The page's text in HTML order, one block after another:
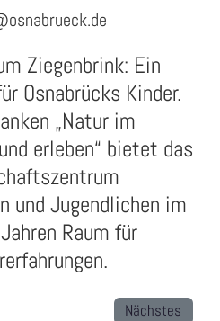
Ziegenbrink: Ein
Osnabrücks Kinder.
„Natur im
erleben“ bietet das
und Jugendlichen im
Raum für
Nächstes